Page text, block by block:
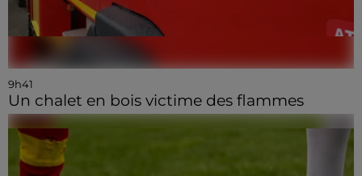
9h41
Un chalet en bois victime des flammes